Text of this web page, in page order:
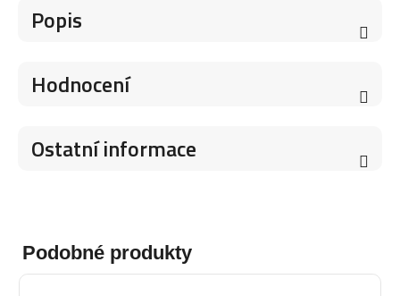
Popis
Hodnocení
Ostatní informace
Podobné produkty